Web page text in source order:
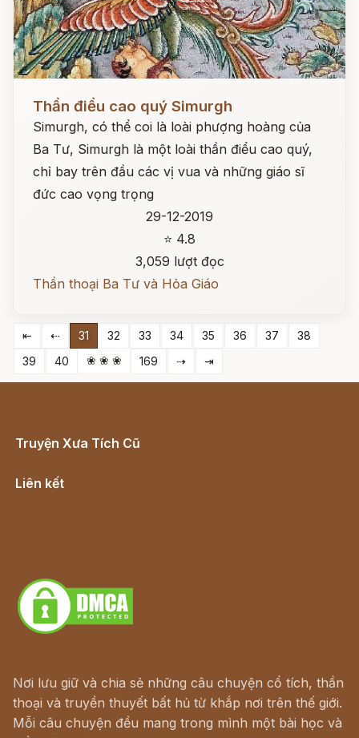
Đọc ngay
Thần điểu cao quý Simurgh
Simurgh, có thể coi là loài phượng hoàng của
Ba Tư, Simurgh là một loài thần điểu cao quý,
chỉ bay trên đầu các vị vua và những giáo sĩ
đức cao vọng trọng
29-12-2019
⭐ 4.8
3,059 lượt đọc
Thần thoại Ba Tư và Hỏa Giáo
⇤ ⇠ 31 32 33 34 35 36 37
38
39
40 ❀ ❀ ❀ 169 ⇢ ⇥
Truyện Xưa Tích Cũ
Liên kết
Nơi lưu giữ và chia sẻ những câu chuyện cổ tích, thần
thoại và truyền thuyết bất hủ từ khắp nơi trên thế giới.
Mỗi câu chuyện đều mang trong mình một bài học và